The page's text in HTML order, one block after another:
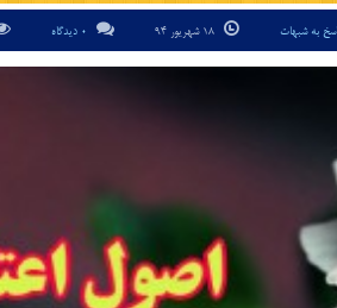
به شبهات 0 دیدگاه